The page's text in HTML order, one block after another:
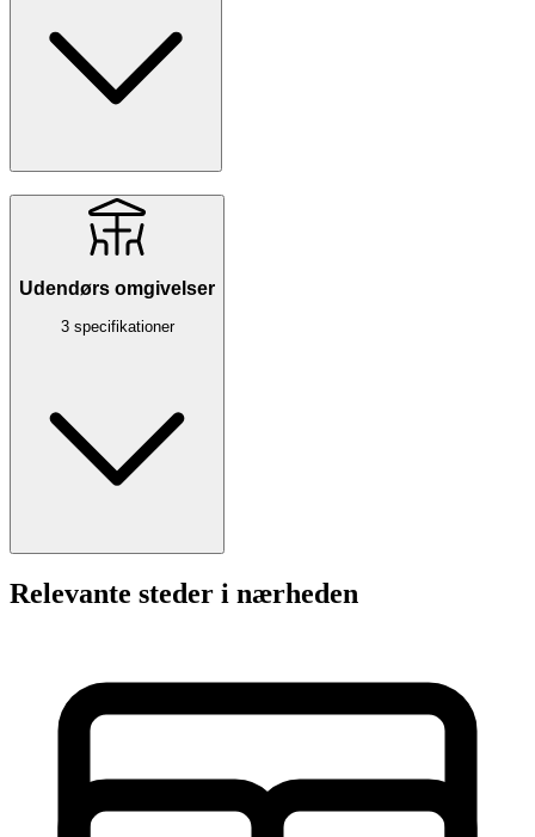
Udendørs omgivelser
3 specifikationer
Relevante steder i nærheden